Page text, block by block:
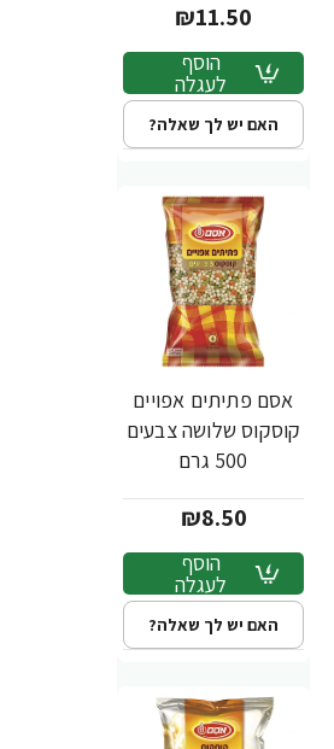
₪11.50
הוסף
לעגלה
האם יש לך שאלה?
אסם פתיתים אפויים
קוסקוס שלושה צבעים
500 גרם
₪8.50
הוסף
לעגלה
האם יש לך שאלה?